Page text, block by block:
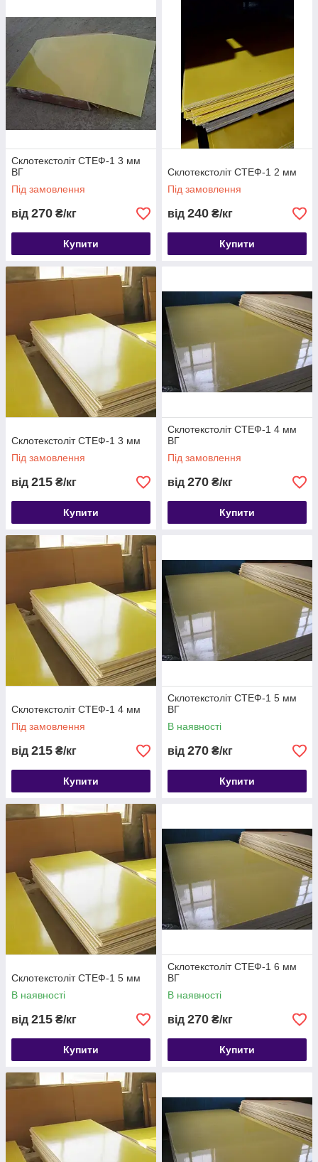
Склотекстоліт СТЕФ-1 3 мм
ВГ
Під замовлення
від 270 ₴/кг
Купити
Склотекстоліт СТЕФ-1 2 мм
Під замовлення
від 240 ₴/кг
Купити
Склотекстоліт СТЕФ-1 3 мм
Під замовлення
від 215 ₴/кг
Купити
Склотекстоліт СТЕФ-1 4 мм
ВГ
Під замовлення
від 270 ₴/кг
Купити
Склотекстоліт СТЕФ-1 4 мм
Під замовлення
від 215 ₴/кг
Купити
Склотекстоліт СТЕФ-1 5 мм
ВГ
В наявності
від 270 ₴/кг
Купити
Склотекстоліт СТЕФ-1 5 мм
В наявності
від 215 ₴/кг
Купити
Склотекстоліт СТЕФ-1 6 мм
ВГ
В наявності
від 270 ₴/кг
Купити